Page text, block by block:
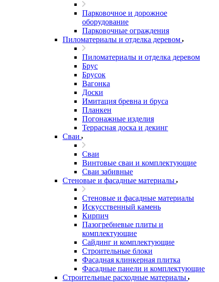
Парковочное и дорожное
оборудование
Парковочные ограждения
Пиломатериалы и отделка деревом
Пиломатериалы и отделка деревом
Брус
Брусок
Вагонка
Доски
Имитация бревна и бруса
Планкен
Погонажные изделия
Террасная доска и декинг
Сваи
Сваи
Винтовые сваи и комплектующие
Сваи забивные
Стеновые и фасадные материалы
Стеновые и фасадные материалы
Искусственный камень
Кирпич
Пазогребневые плиты и
комплектующие
Сайдинг и комплектующие
Строительные блоки
Фасадная клинкерная плитка
Фасадные панели и комплектующие
Строительные расходные материалы